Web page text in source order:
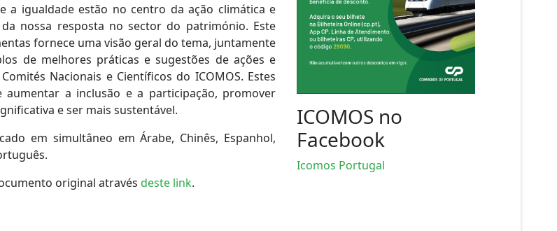
a igualdade estão no centro da ação climática e
nossa resposta no sector do património. Este
fornece uma visão geral do tema, juntamente
de melhores práticas e sugestões de ações e
Nacionais e Científicos do ICOMOS. Estes
aumentar a inclusão e a participação, promover
e ser mais sustentável.
em simultâneo em Árabe, Chinês, Espanhol,
original através deste link.
ICOMOS no
Facebook
Icomos Portugal